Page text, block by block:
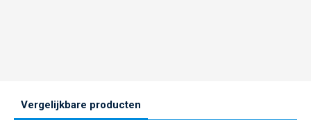
Vergelijkbare producten